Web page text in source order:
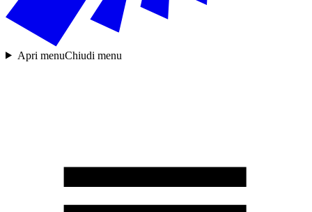
Apri menuChiudi menu